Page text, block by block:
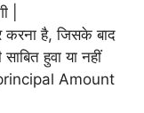
|
करना है, जिसके बाद
हुवा या नहीं
principal Amount